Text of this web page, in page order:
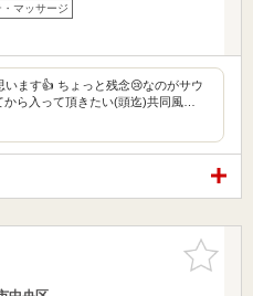
・マッサージ
ます👍 ちょっと残念😢なのがサウ
ら入って頂きたい(頭迄)共同風…
お気に入
りに追加